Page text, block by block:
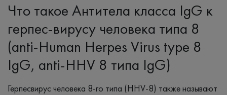
Что такое Антитела класса IgG к
герпес-вирусу человека типа 8
(anti-Human Herpes Virus type 8
IgG, anti-HHV 8 типа IgG)
Герпесвирус человека 8-го типа (HHV-8) также называют